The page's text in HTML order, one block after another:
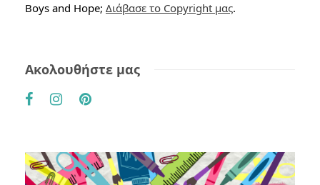
Boys and Hope; Διάβασε το Copyright μας.
Ακολουθήστε μας